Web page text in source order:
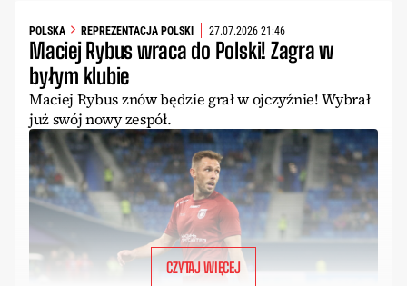
POLSKA REPREZENTACJA POLSKI 27.07.2026 21:46
Maciej Rybus wraca do Polski! Zagra w
byłym klubie
Maciej Rybus znów będzie grał w ojczyźnie! Wybrał
już swój nowy zespół.
CZYTAJ WIĘCEJ